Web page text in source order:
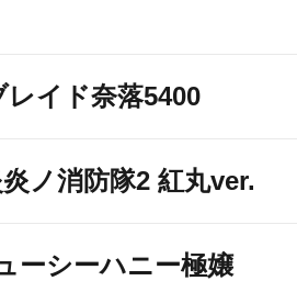
イド奈落5400
ノ消防隊2 紅丸ver.
ーシーハニー極嬢